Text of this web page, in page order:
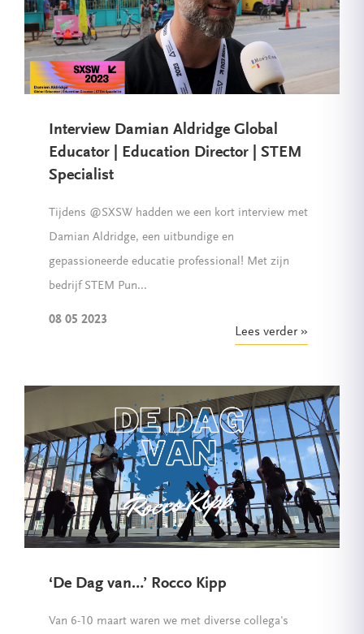
Interview Damian Aldridge Global
Educator | Education Director | STEM
Specialist
Tijdens @SXSW hadden we een kort interview met
Damian Aldridge, een uitbundige en
gepassioneerde educatie professional! Met zijn
bedrijf STEM Pun...
08 05 2023
Lees verder
‘De Dag van…’ Rocco Kipp
Van 6-10 maart waren we met diverse collega's